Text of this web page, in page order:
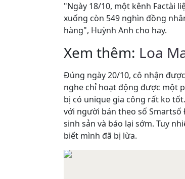
"Ngày 18/10, một kênh Factài
xuống còn 549 nghìn đồng
hàng", Huỳnh Anh cho hay.
Xem thêm: Loa
Đúng ngày 20/10, cô nhận
nghe chỉ hoạt động được một
bị có unique gia công rất ko
với người bán theo số
sinh sản và báo lại sớm. Tuy
biết mình đã bị lừa.